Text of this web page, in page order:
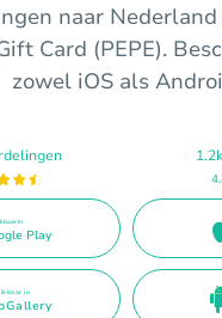
naar
Card (PEPE).
zowel iOS als
in
Play
in